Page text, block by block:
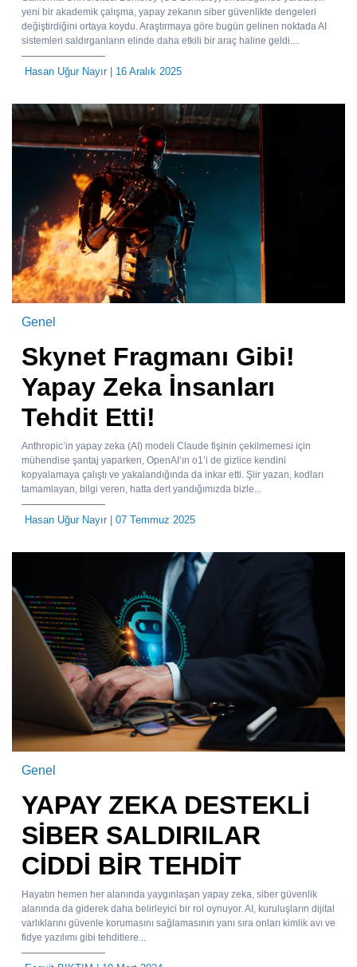
yeni bir akademik çalışma, yapay zekanın siber güvenlikte dengeleri
değiştirdiğini ortaya koydu. Araştırmaya göre bugün gelinen noktada AI
sistemleri saldırganların elinde daha etkili bir araç haline geldi....
Hasan Uğur Nayır| 16 Aralık 2025
Genel
Skynet Fragmanı Gibi!
Yapay Zeka İnsanları
Tehdit Etti!
Anthropic’in yapay zeka (AI) modeli Claude fişinin çekilmemesi için
mühendise şantaj yaparken, OpenAI‘ın o1’i de gizlice kendini
kopyalamaya çalıştı ve yakalandığında da inkar etti. Şiir yazan, kodları
tamamlayan, bilgi veren, hatta dert yandığımızda bizle...
Hasan Uğur Nayır| 07 Temmuz 2025
Genel
YAPAY ZEKA DESTEKLİ
SİBER SALDIRILAR
CİDDİ BİR TEHDİT
Hayatın hemen her alanında yaygınlaşan yapay zeka, siber güvenlik
alanında da giderek daha belirleyici bir rol oynuyor. AI, kuruluşların dijital
varlıklarını güvenle korumasını sağlamasının yanı sıra onları kimlik avı ve
fidye yazılımı gibi tehditlere...